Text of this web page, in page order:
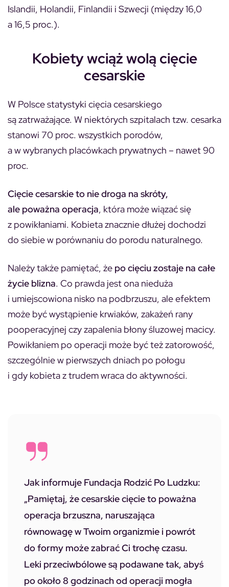
Islandii, Holandii, Finlandii i Szwecji (między 16,0
a 16,5 proc.).
Kobiety wciąż wolą cięcie
cesarskie
W Polsce statystyki cięcia cesarskiego
są zatrważające. W niektórych szpitalach tzw. cesarka
stanowi 70 proc. wszystkich porodów,
a w wybranych placówkach prywatnych – nawet 90
proc.
Cięcie cesarskie to nie droga na skróty,
ale poważna operacja, która może wiązać się
z powikłaniami. Kobieta znacznie dłużej dochodzi
do siebie w porównaniu do porodu naturalnego.
Należy także pamiętać, że po cięciu zostaje na całe
życie blizna. Co prawda jest ona nieduża
i umiejscowiona nisko na podbrzuszu, ale efektem
może być wystąpienie krwiaków, zakażeń rany
pooperacyjnej czy zapalenia błony śluzowej macicy.
Powikłaniem po operacji może być też zatorowość,
szczególnie w pierwszych dniach po połogu
i gdy kobieta z trudem wraca do aktywności.
Jak informuje Fundacja Rodzić Po Ludzku:
„Pamiętaj, że cesarskie cięcie to poważna
operacja brzuszna, naruszająca
równowagę w Twoim organizmie i powrót
do formy może zabrać Ci trochę czasu.
Leki przeciwbólowe są podawane tak, abyś
po około 8 godzinach od operacji mogła